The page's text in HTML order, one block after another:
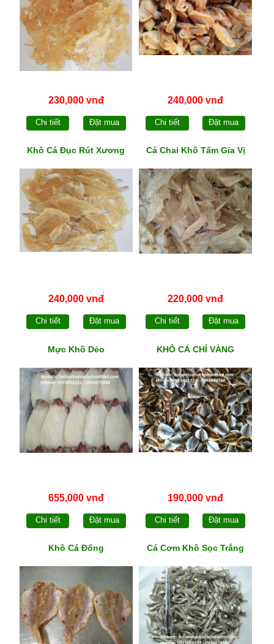
230,000 vnđ
Chi tiết Đặt mua
240,000 vnđ
Chi tiết Đặt mua
Khô Cá Đục Rút Xương
240,000 vnđ
Chi tiết Đặt mua
Cá Chai Khô Tẩm Gia Vị
220,000 vnđ
Chi tiết Đặt mua
Mực Khô Dẻo
655,000 vnđ
Chi tiết Đặt mua
KHÔ CÁ CHỈ VÀNG
190,000 vnđ
Chi tiết Đặt mua
Khô Cá Đổng Cá Cơm Khô Sọc Trắng